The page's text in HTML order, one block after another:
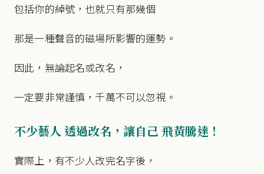
包括你的綽號，也就只有那幾個
那是一種聲音的磁場所影響的運勢。
因此，無論起名或改名，
一定要非常謹慎，千萬不可以忽視。
不少藝人 透過改名，讓自己 飛黃騰達！
實際上，有不少人改完名字後，